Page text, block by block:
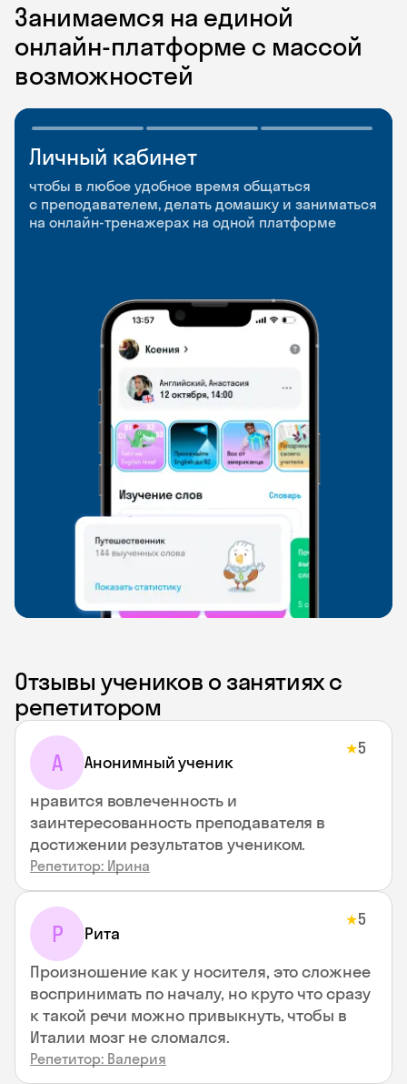
Занимаемся на единой
онлайн-платформе с массой
возможностей
Личный кабинет
чтобы в любое удобное время общаться
с преподавателем, делать домашку и заниматься
на онлайн-тренажерах на одной платформе
Мобильное
приложение
чтобы заниматься и изучать новые слова где
и когда удобно
Разговорные клубы
и Talks
Групповые занятия для разговорной практики
и индивидуальные встречи с преподавателями
Отзывы учеников о занятиях с
репетитором
А Анонимный ученик
★5
нравится вовлеченность и
заинтересованность преподавателя в
достижении результатов учеником.
Репетитор: Ирина
Р Рита
★5
Произношение как у носителя, это сложнее
воспринимать по началу, но круто что сразу
к такой речи можно привыкнуть, чтобы в
Италии мозг не сломался.
Репетитор: Валерия